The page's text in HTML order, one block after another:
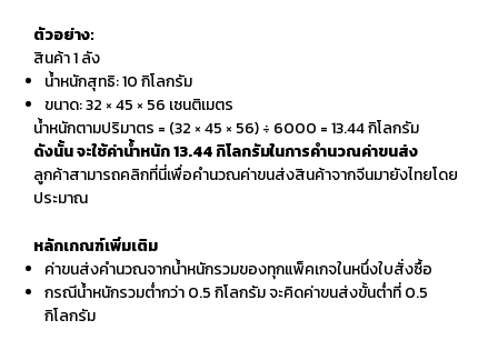
ตัวอย่าง:
สินค้า 1 ลัง
น้ำหนักสุทธิ: 10 กิโลกรัม
ขนาด: 32 × 45 × 56 เซนติเมตร
น้ำหนักตามปริมาตร = (32 × 45 × 56) ÷ 6000 = 13.44 กิโลกรัม
ดังนั้น จะใช้ค่าน้ำหนัก 13.44 กิโลกรัมในการคำนวณค่าขนส่ง
ลูกค้าสามารถคลิกที่นี่เพื่อคำนวณค่าขนส่งสินค้าจากจีนมายังไทยโดย
ประมาณ
หลักเกณฑ์เพิ่มเติม
ค่าขนส่งคำนวณจากน้ำหนักรวมของทุกแพ็คเกจในหนึ่งใบสั่งซื้อ
กรณีน้ำหนักรวมต่ำกว่า 0.5 กิโลกรัม จะคิดค่าขนส่งขั้นต่ำที่ 0.5
กิโลกรัม